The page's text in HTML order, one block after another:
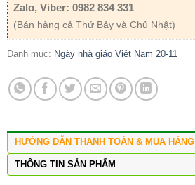
Zalo, Viber: 0982 834 331
(Bán hàng cả Thứ Bảy và Chủ Nhật)
Danh mục: Ngày nhà giáo Việt Nam 20-11
HƯỚNG DẪN THANH TOÁN & MUA HÀNG
THÔNG TIN SẢN PHẨM